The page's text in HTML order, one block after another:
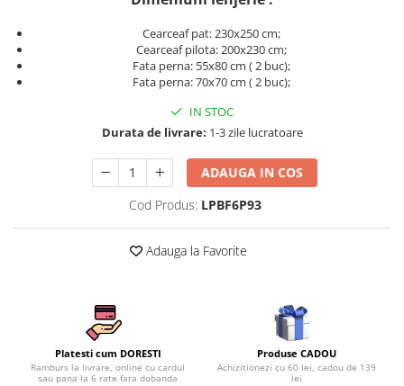
Artificiala De Iepure, 6 Piese, 2
Set Lenjerie Pat Blanita Iepure, 6
Piese, Cu Pilota Inclusa
Lenjerii De Pat Premium Collection
Set Lenjerie De Pat, 7 Piese, Cu
Pilota / Cuvertura Inclusa
Set Lenjerie De Pat Jacquard Regal,
11 Piese, Cuvertura Inclusa
Lenjerii Damasc Egiptean King Size
Lenjerii De Pat, Finet Premium, 1
Lenjerii De Pat, Imprimeu 3D, 1
Cearceaf pat: 230x250 cm;
Cearceaf pilota: 200x230 cm;
Fata perna: 55x80 cm ( 2 buc);
Fata perna: 70x70 cm ( 2 buc);
IN STOC
Durata de livrare: 1-3 zile lucratoare
ADAUGA IN COS
Cod Produs: LPBF6P93
Adauga la Favorite
Platesti cum DORESTI
Ramburs la livrare, online cu cardul
sau pana la 6 rate fara dobanda
Produse CADOU
Achizitionezi cu 60 lei, cadou de 139
lei